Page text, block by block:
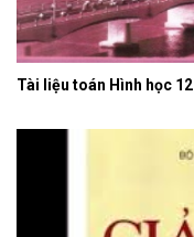
Tài liệu toán Hình học 12